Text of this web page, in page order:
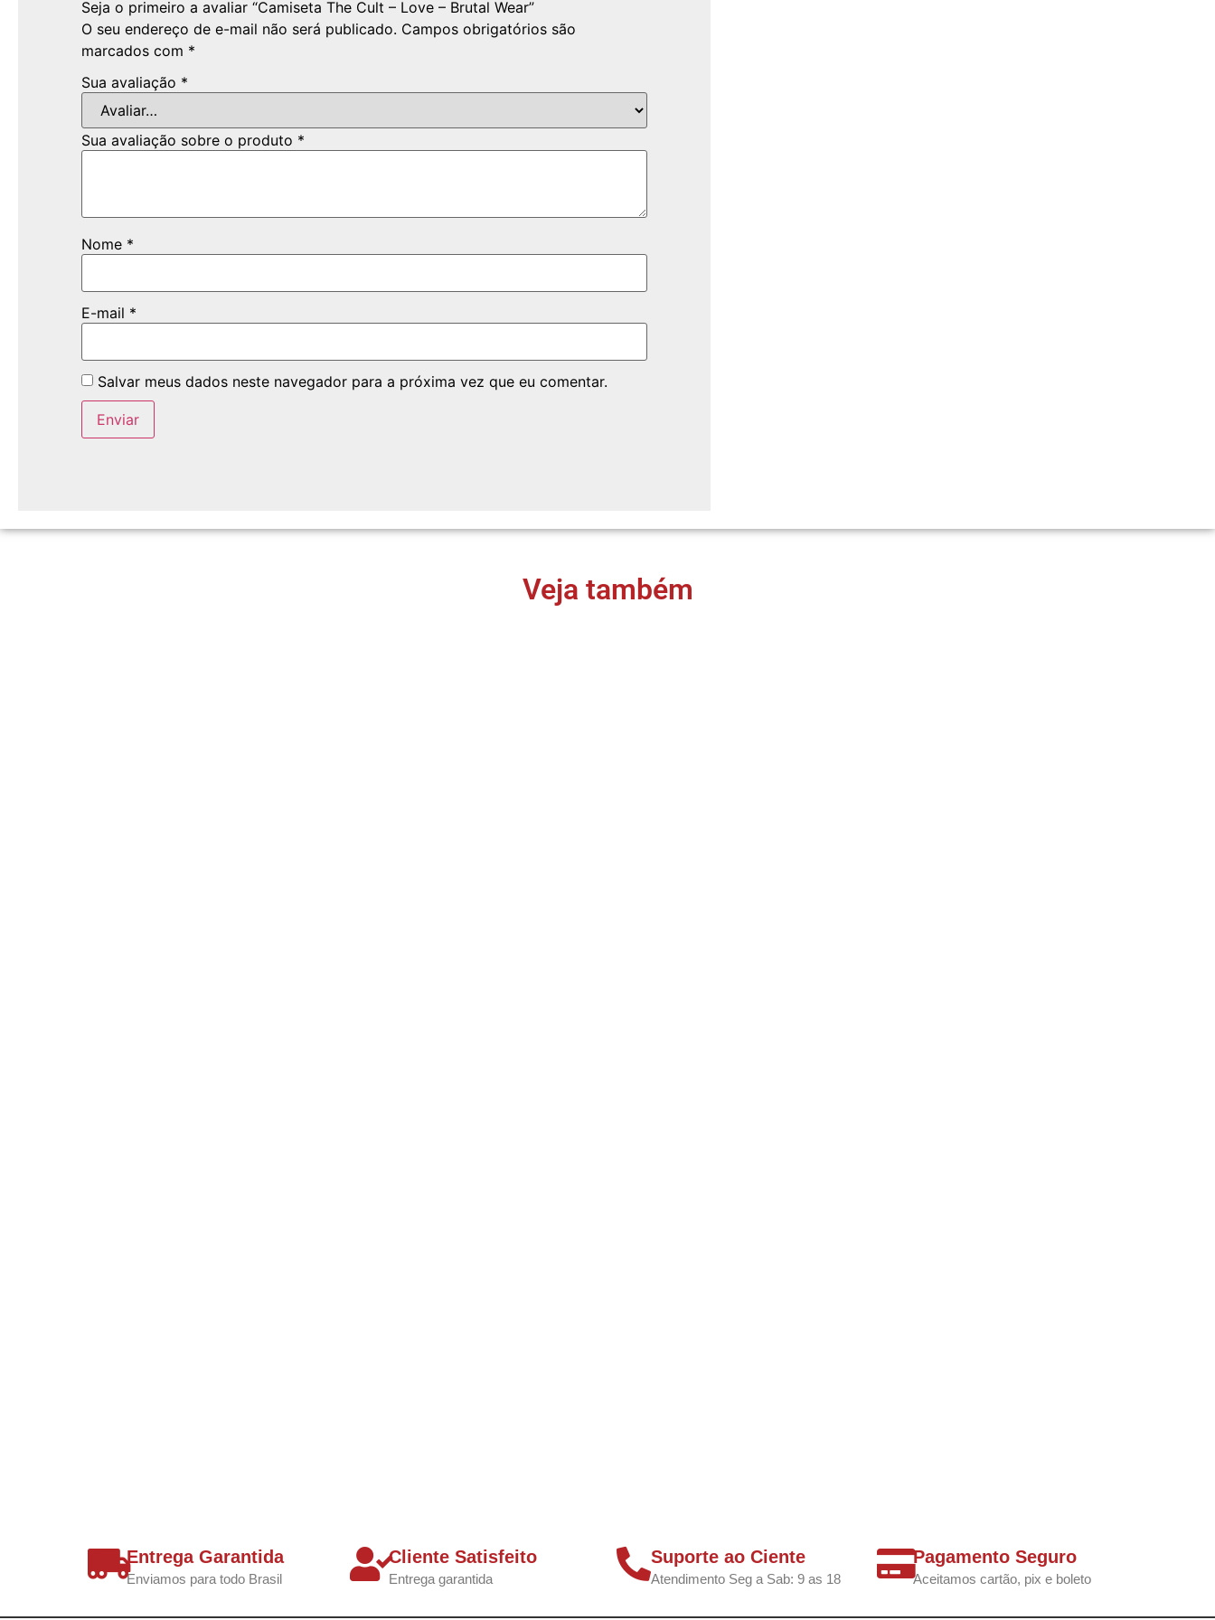
Seja o primeiro a avaliar “Camiseta The Cult – Love – Brutal Wear”
O seu endereço de e-mail não será publicado. Campos obrigatórios são
marcados com *
Sua avaliação *
Sua avaliação sobre o produto *
Nome *
E-mail *
Salvar meus dados neste navegador para a próxima vez que eu comentar.
Veja também
Entrega Garantida
Enviamos para todo Brasil
Cliente Satisfeito
Entrega garantida
Suporte ao Ciente
Atendimento Seg a Sab: 9 as 18
Pagamento Seguro
Aceitamos cartão, pix e boleto